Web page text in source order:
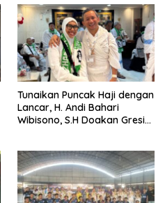
Tunaikan Puncak Haji dengan
Lancar, H. Andi Bahari
Wibisono, S.H Doakan Gresik